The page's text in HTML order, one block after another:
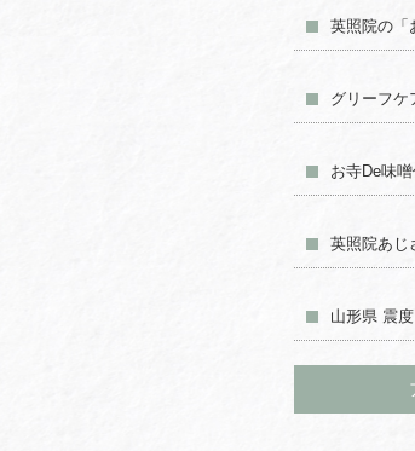
英照院の「
グリーフケ
お寺De味
英照院あじ
山形県 震